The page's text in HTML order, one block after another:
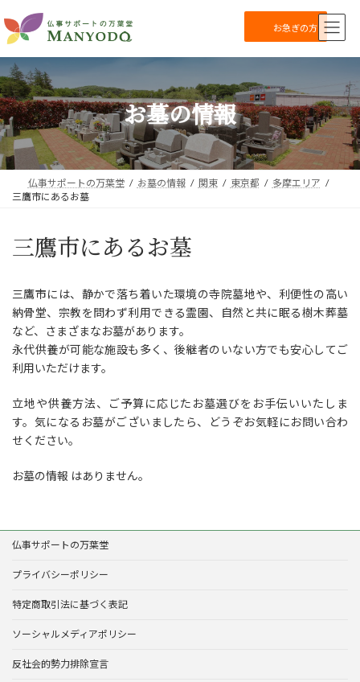
ン
テ
ン
ツ
へ
ス
キ
ッ
プ
ビ
ゲ
ー
シ
ョ
ン
に
移
動
お急ぎの方
お墓の情報
仏事サポートの万葉堂 お墓の情報 関東 東京都
多摩エリア
三鷹市にあるお墓
三鷹市にあるお墓
三鷹市には、静かで落ち着いた環境の寺院墓地や、利便性の高い
納骨堂、宗教を問わず利用できる霊園、自然と共に眠る樹木葬墓
など、さまざまなお墓があります。
永代供養が可能な施設も多く、後継者のいない方でも安心してご
利用いただけます。
立地や供養方法、ご予算に応じたお墓選びをお手伝いいたしま
す。気になるお墓がございましたら、どうぞお気軽にお問い合わ
せください。
お墓の情報 はありません。
仏事サポートの万葉堂
プライバシーポリシー
特定商取引法に基づく表記
ソーシャルメディアポリシー
反社会的勢力排除宣言